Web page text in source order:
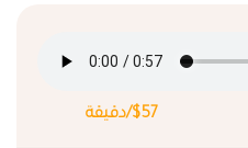
$57/دقيقة